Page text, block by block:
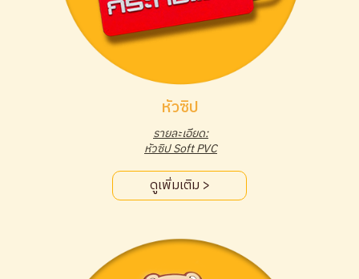
หัวซิป
รายละเอียด:
หัวซิป Soft PVC
ดูเพิ่มเติม >